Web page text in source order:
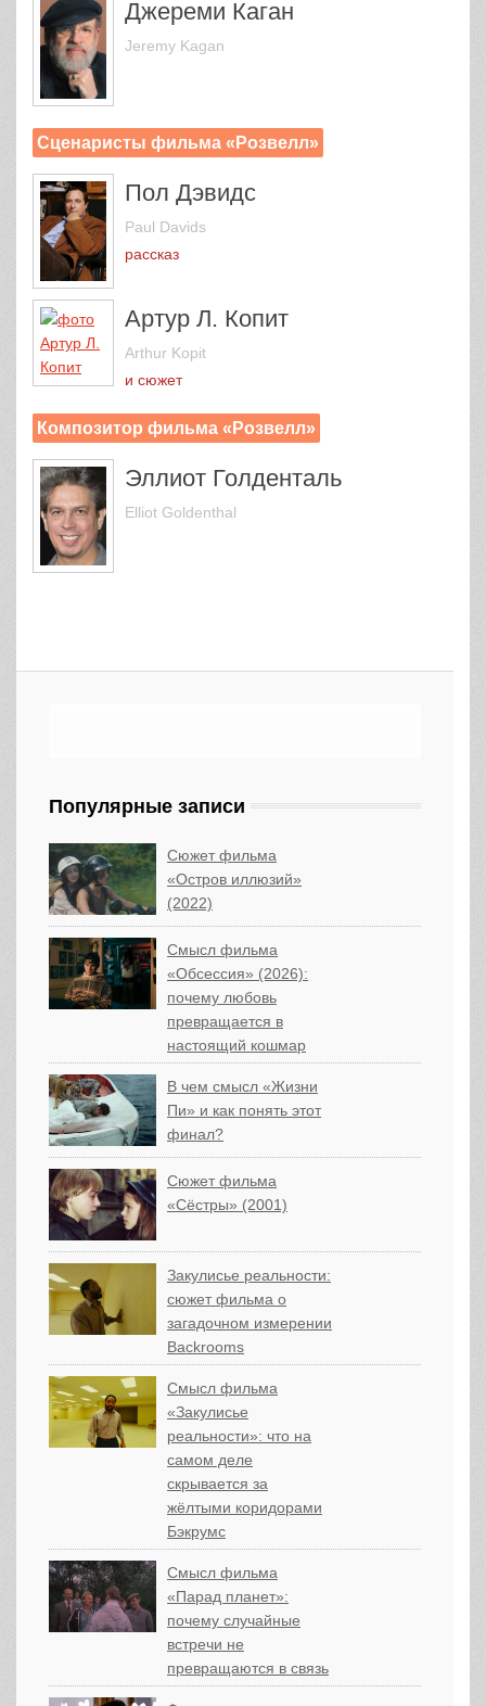
Джереми Каган
Jeremy Kagan
Сценаристы фильма «Розвелл»
Пол Дэвидс
Paul Davids
рассказ
Артур Л. Копит
Arthur Kopit
и сюжет
Композитор фильма «Розвелл»
Эллиот Голденталь
Elliot Goldenthal
Популярные записи
Сюжет фильма
«Остров иллюзий»
(2022)
Смысл фильма
«Обсессия» (2026):
почему любовь
превращается в
настоящий кошмар
В чем смысл «Жизни
Пи» и как понять этот
финал?
Сюжет фильма
«Сёстры» (2001)
Закулисье реальности:
сюжет фильма о
загадочном измерении
Backrooms
Смысл фильма
«Закулисье
реальности»: что на
самом деле
скрывается за
жёлтыми коридорами
Бэкрумс
Смысл фильма
«Парад планет»:
почему случайные
встречи не
превращаются в связь